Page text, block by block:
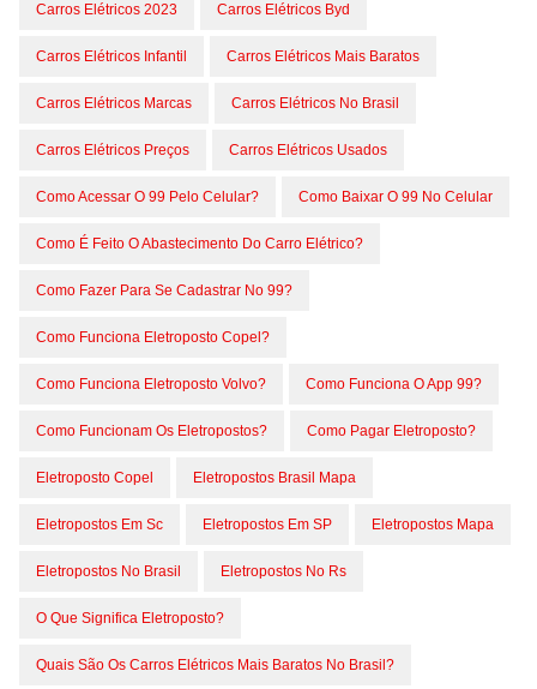
Carros Elétricos 2023 Carros Elétricos Byd
Carros Elétricos Infantil Carros Elétricos Mais Baratos
Carros Elétricos Marcas Carros Elétricos No Brasil
Carros Elétricos Preços Carros Elétricos Usados
Como Acessar O 99 Pelo Celular? Como Baixar O 99 No Celular
Como É Feito O Abastecimento Do Carro Elétrico?
Como Fazer Para Se Cadastrar No 99?
Como Funciona Eletroposto Copel?
Como Funciona Eletroposto Volvo? Como Funciona O App 99?
Como Funcionam Os Eletropostos? Como Pagar Eletroposto?
Eletroposto Copel Eletropostos Brasil Mapa
Eletropostos Em Sc Eletropostos Em SP Eletropostos Mapa
Eletropostos No Brasil Eletropostos No Rs
O Que Significa Eletroposto?
Quais São Os Carros Elétricos Mais Baratos No Brasil?